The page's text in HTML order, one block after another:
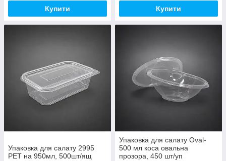
Купити Купити
Упаковка для салату 2995
PET на 950мл, 500шт/ящ
Упаковка для салату Oval-
500 мл коса овальна
прозора, 450 шт/уп